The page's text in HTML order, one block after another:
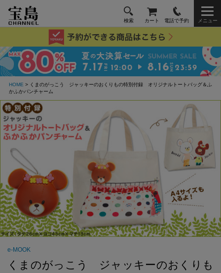
検索 カート 電話で予約 メニュー
HOME > くまのがっこう ジャッキーのおくりもの特別付録 オリジナルトートバッグ＆ふ
かふかパンチャーム
e-MOOK
くまのがっこう ジャッキーのおくりも